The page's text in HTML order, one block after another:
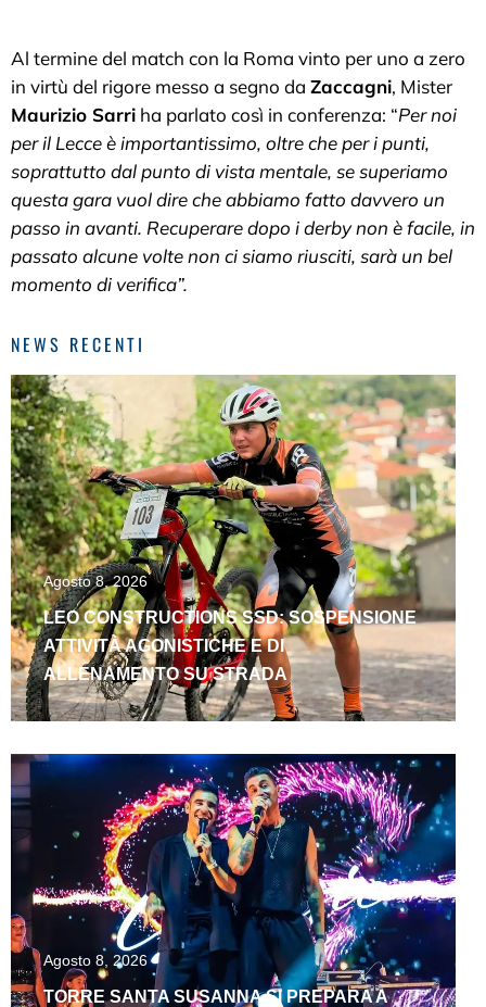
Al termine del match con la Roma vinto per uno a zero
in virtù del rigore messo a segno da Zaccagni, Mister
Maurizio Sarri ha parlato così in conferenza: “Per noi
per il Lecce è importantissimo, oltre che per i punti,
soprattutto dal punto di vista mentale, se superiamo
questa gara vuol dire che abbiamo fatto davvero un
passo in avanti. Recuperare dopo i derby non è facile, in
passato alcune volte non ci siamo riusciti, sarà un bel
momento di verifica”.
NEWS RECENTI
Agosto 8, 2026
LEO CONSTRUCTIONS SSD: SOSPENSIONE
ATTIVITÀ AGONISTICHE E DI
ALLENAMENTO SU STRADA
Agosto 8, 2026
TORRE SANTA SUSANNA SI PREPARA A